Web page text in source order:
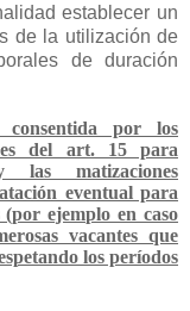
establecer un
de la utilización de
de duración
por los
del art. 15 para
las matizaciones
eventual para
(por ejemplo en caso
vacantes que
los períodos